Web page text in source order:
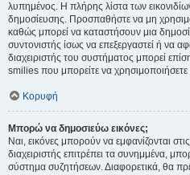
λυπημένος. Η πλήρης λίστα των
δημοσίευσης. Προσπαθήστε να μη
καθώς μπορεί να καταστήσουν μια
συντονιστής ίσως να επεξεργαστεί ή να
διαχειριστής του συστήματος μπορεί
smilies που μπορείτε να
Κορυφή
Μπορώ να δημοσιεύω εικόνες;
Ναι, εικόνες μπορούν να εμφανίζονται
διαχειριστής επιτρέπει τα συνημμένα,
σύστημα συζητήσεων. Διαφορετικά, θα